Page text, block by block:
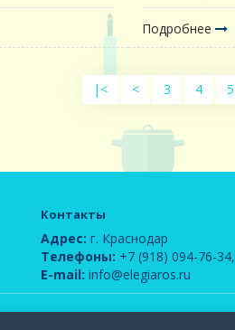
Подробнее
|< < 3 4 5
Контакты
Адрес: г. Краснодар
Телефоны: +7 (918) 094-76-34,
E-mail: info@elegiaros.ru